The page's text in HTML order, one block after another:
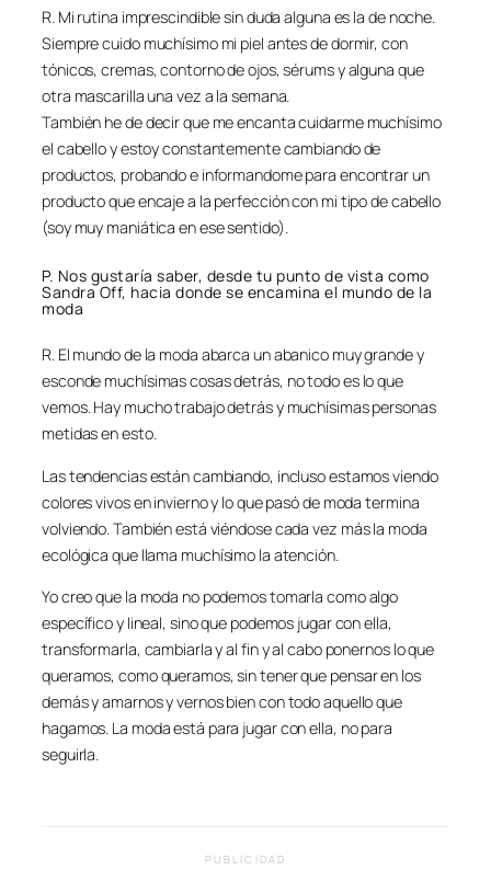
R. Mi rutina imprescindible sin duda alguna es la de noche.
Siempre cuido muchísimo mi piel antes de dormir, con
tónicos, cremas, contorno de ojos, sérums y alguna que
otra mascarilla una vez a la semana.
También he de decir que me encanta cuidarme muchísimo
el cabello y estoy constantemente cambiando de
productos, probando e informandome para encontrar un
producto que encaje a la perfección con mi tipo de cabello
(soy muy maniática en ese sentido).
P. Nos gustaría saber, desde tu punto de vista como
Sandra Off, hacia donde se encamina el mundo de la
moda
R. El mundo de la moda abarca un abanico muy grande y
esconde muchísimas cosas detrás, no todo es lo que
vemos. Hay mucho trabajo detrás y muchísimas personas
metidas en esto.
Las tendencias están cambiando, incluso estamos viendo
colores vivos en invierno y lo que pasó de moda termina
volviendo. También está viéndose cada vez más la moda
ecológica que llama muchísimo la atención.
Yo creo que la moda no podemos tomarla como algo
específico y lineal, sino que podemos jugar con ella,
transformarla, cambiarla y al fin y al cabo ponernos lo que
queramos, como queramos, sin tener que pensar en los
demás y amarnos y vernos bien con todo aquello que
hagamos. La moda está para jugar con ella, no para
seguirla.
PUBLICIDAD